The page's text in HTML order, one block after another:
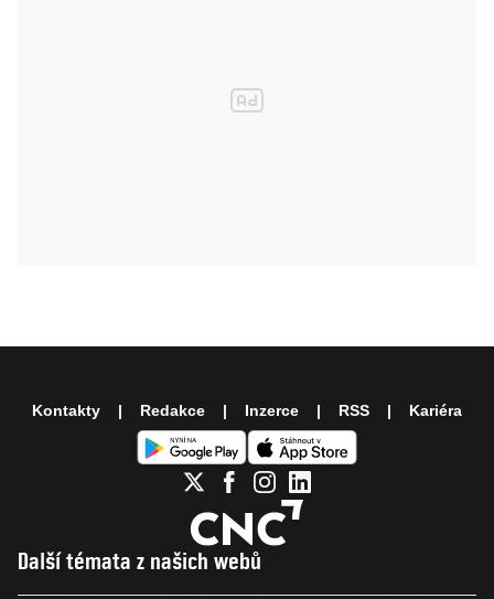
Další témata z našich webů
Kontakty Redakce Inzerce RSS Kariéra